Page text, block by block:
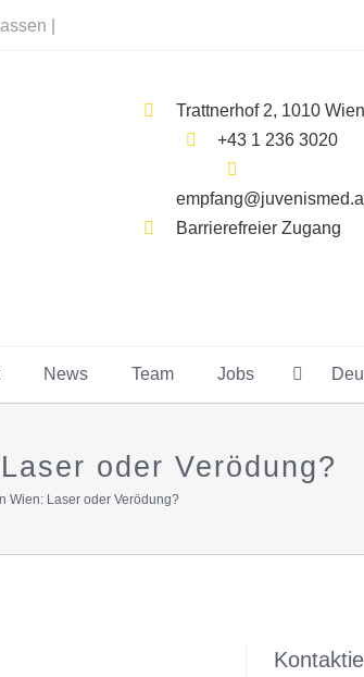
|
Trattnerhof 2, 1010 Wien
+43 1 236 3020
Barrierefreier Zugang
News Team Jobs
oder Verödung?
Wien: Laser oder Verödung?